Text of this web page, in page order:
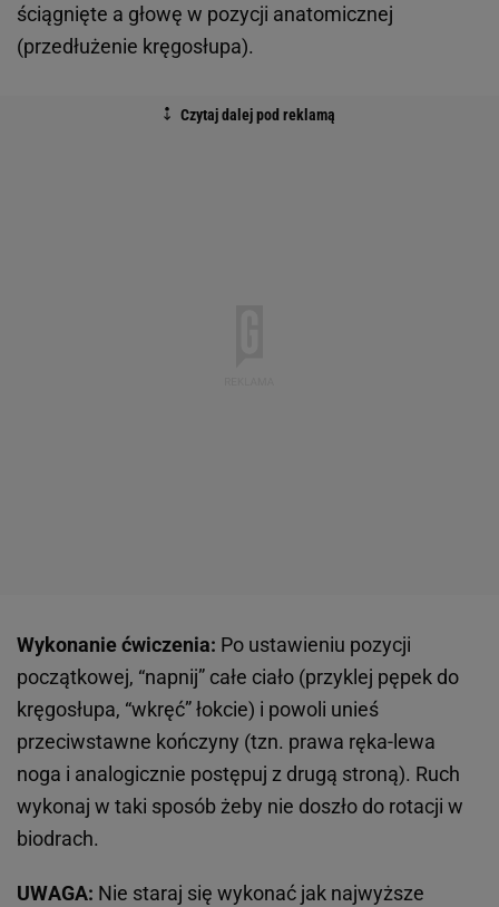
ściągnięte a głowę w pozycji anatomicznej
(przedłużenie kręgosłupa).
Wykonanie ćwiczenia: Po ustawieniu pozycji
początkowej, “napnij” całe ciało (przyklej pępek do
kręgosłupa, “wkręć” łokcie) i powoli unieś
przeciwstawne kończyny (tzn. prawa ręka-lewa
noga i analogicznie postępuj z drugą stroną). Ruch
wykonaj w taki sposób żeby nie doszło do rotacji w
biodrach.
UWAGA: Nie staraj się wykonać jak najwyższe